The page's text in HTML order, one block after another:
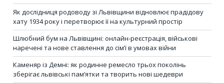
Як дослідниця родоводу зі Львівщини відновлює прадідову
хату 1934 року і перетворює її на культурний простір
Шлюбний бум на Львівщині: онлайн-реєстрація, військові
наречені та нове ставлення до сім’ї в умовах війни
Каменяр із Демні: як родинне ремесло трьох поколінь
зберігає львівські пам’ятки та творить нові шедеври